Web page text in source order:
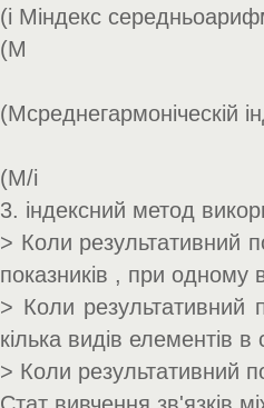
(i Mіндекс
(M
(Mсреднегармоніческій
(M/i
3. індексний метод
> Коли результативний
показників , при одному
> Коли результативний
кілька видів елементів в
> Коли результативний